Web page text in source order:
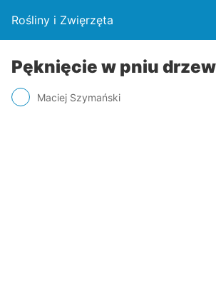
Rośliny i Zwięrzęta
Pęknięcie w pniu
Maciej Szymański